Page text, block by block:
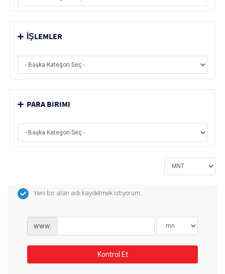
İŞLEMLER
PARA BIRIMI
Yeni bir alan adı kaydetmek istiyorum.
www.
Kontrol Et